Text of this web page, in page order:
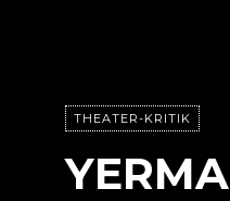
THEATER-KRITIK
YERMA